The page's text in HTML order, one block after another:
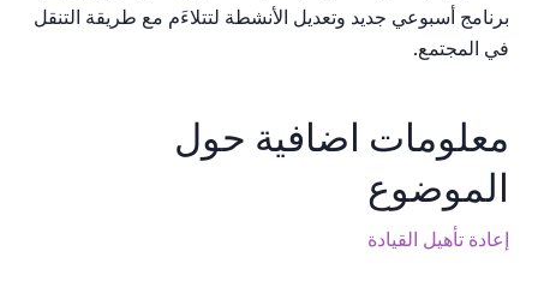
برنامج أسبوعي جديد وتعديل الأنشطة لتتلاءَم مع طريقة التنقل
في المجتمع.
معلومات اضافية حول
الموضوع
إعادة تأهيل القيادة